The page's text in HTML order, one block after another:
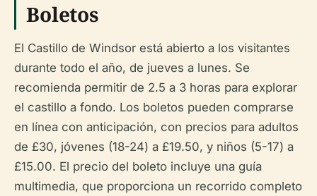
Boletos
El Castillo de Windsor está abierto a los visitantes
durante todo el año, de jueves a lunes. Se
recomienda permitir de 2.5 a 3 horas para explorar
el castillo a fondo. Los boletos pueden comprarse
en línea con anticipación, con precios para adultos
de £30, jóvenes (18-24) a £19.50, y niños (5-17) a
£15.00. El precio del boleto incluye una guía
multimedia, que proporciona un recorrido completo